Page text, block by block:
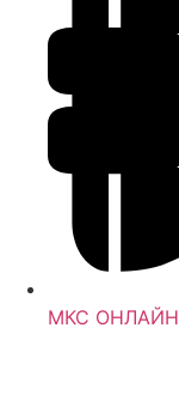
МКС ОНЛАЙН